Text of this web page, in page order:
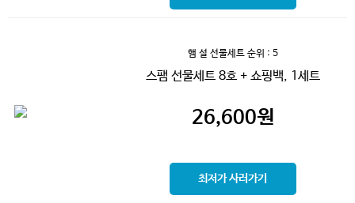
햄 설 선물세트 순위 : 5
스팸 선물세트 8호 + 쇼핑백, 1세트
26,600원
최저가 사러가기